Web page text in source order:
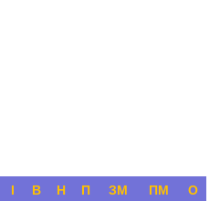
І В Н П ЗМ ПМ
О